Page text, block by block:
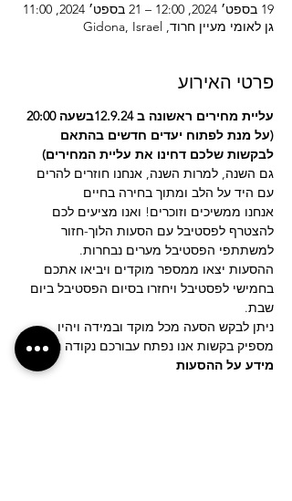
19 בספט׳ 2024, 12:00 – 21 בספט׳ 2024, 11:00
גן לאומי מעיין חרוד, Gidona, Israel
פרטי האירוע
(על מנת לפתוח יעדים חדשים בהתאם
לבקשות שלכם דחינו את עליית המחירים)
גם השנה, למרות השנה, אנחנו חוזרים להרים
עם היד על הלב ומתוך בחירה בחיים
אנחנו ממשיכים וזוכרים! ואנו מציעים לכם
להצטרף לפסטיבל עם הסעות הלוך-חזור
למשתתפי הפסטיבל מערים נבחרות.
ההסעות יצאו ממספר מוקדים ויביאו אתכם
בחמישי לפסטיבל ויחזרו בסיום הפסטיבל ביום
שבת.
ניתן לבקש הסעה מכל מוקד ובמידה ויהיו
מספיק בקשות אנו נפתח עבורכם נקודה נוספת
מידע על ההסעות